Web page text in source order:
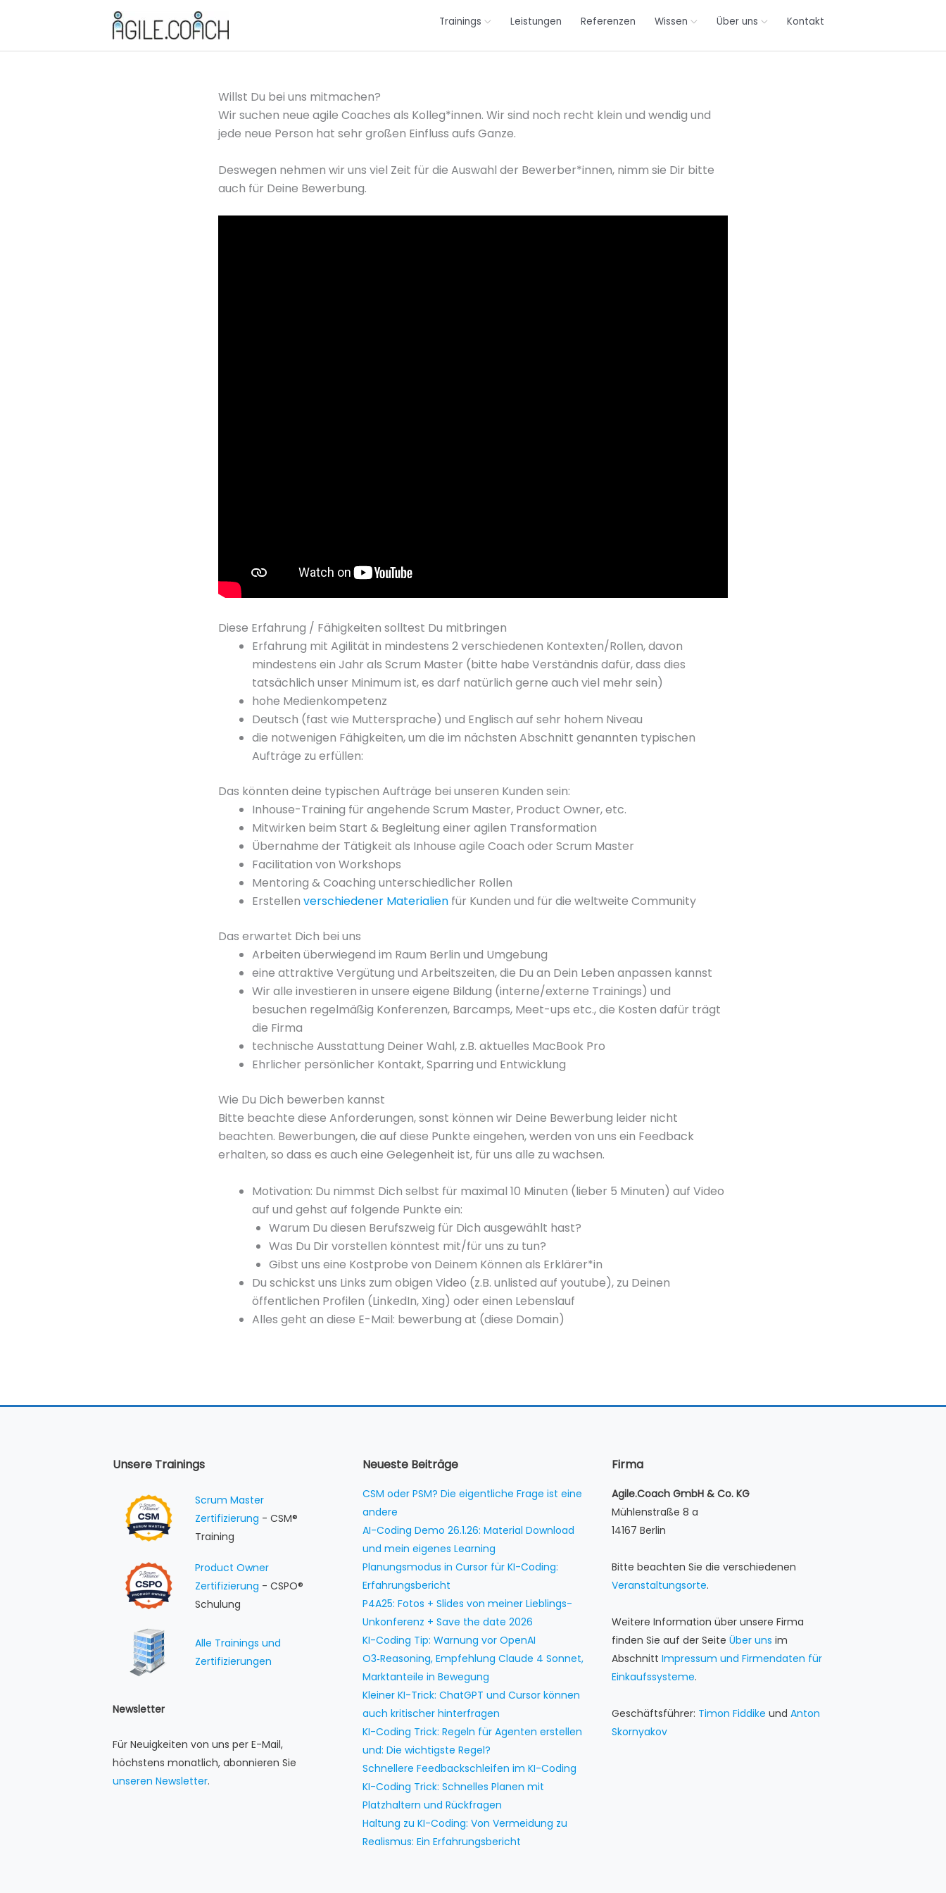
Trainings Leistungen Referenzen Wissen Über uns Kontakt
Willst Du bei uns mitmachen?
Wir suchen neue agile Coaches als Kolleg*innen. Wir sind noch recht klein und wendig und
jede neue Person hat sehr großen Einfluss aufs Ganze.
Deswegen nehmen wir uns viel Zeit für die Auswahl der Bewerber*innen, nimm sie Dir bitte
auch für Deine Bewerbung.
Diese Erfahrung / Fähigkeiten solltest Du mitbringen
Erfahrung mit Agilität in mindestens 2 verschiedenen Kontexten/Rollen, davon
mindestens ein Jahr als Scrum Master (bitte habe Verständnis dafür, dass dies
tatsächlich unser Minimum ist, es darf natürlich gerne auch viel mehr sein)
hohe Medienkompetenz
Deutsch (fast wie Muttersprache) und Englisch auf sehr hohem Niveau
die notwenigen Fähigkeiten, um die im nächsten Abschnitt genannten typischen
Aufträge zu erfüllen:
Das könnten deine typischen Aufträge bei unseren Kunden sein:
Inhouse-Training für angehende Scrum Master, Product Owner, etc.
Mitwirken beim Start & Begleitung einer agilen Transformation
Übernahme der Tätigkeit als Inhouse agile Coach oder Scrum Master
Facilitation von Workshops
Mentoring & Coaching unterschiedlicher Rollen
Erstellen verschiedener Materialien für Kunden und für die weltweite Community
Das erwartet Dich bei uns
Arbeiten überwiegend im Raum Berlin und Umgebung
eine attraktive Vergütung und Arbeitszeiten, die Du an Dein Leben anpassen kannst
Wir alle investieren in unsere eigene Bildung (interne/externe Trainings) und
besuchen regelmäßig Konferenzen, Barcamps, Meet-ups etc., die Kosten dafür trägt
die Firma
technische Ausstattung Deiner Wahl, z.B. aktuelles MacBook Pro
Ehrlicher persönlicher Kontakt, Sparring und Entwicklung
Wie Du Dich bewerben kannst
Bitte beachte diese Anforderungen, sonst können wir Deine Bewerbung leider nicht
beachten. Bewerbungen, die auf diese Punkte eingehen, werden von uns ein Feedback
erhalten, so dass es auch eine Gelegenheit ist, für uns alle zu wachsen.
Motivation: Du nimmst Dich selbst für maximal 10 Minuten (lieber 5 Minuten) auf Video
auf und gehst auf folgende Punkte ein:
Warum Du diesen Berufszweig für Dich ausgewählt hast?
Was Du Dir vorstellen könntest mit/für uns zu tun?
Gibst uns eine Kostprobe von Deinem Können als Erklärer*in
Du schickst uns Links zum obigen Video (z.B. unlisted auf youtube), zu Deinen
öffentlichen Profilen (LinkedIn, Xing) oder einen Lebenslauf
Alles geht an diese E-Mail: bewerbung at (diese Domain)
Unsere Trainings
Scrum Master
Zertifizierung - CSM®
Training
Product Owner
Zertifizierung - CSPO®
Schulung
Alle Trainings und
Zertifizierungen
Newsletter
Für Neuigkeiten von uns per E-Mail,
höchstens monatlich, abonnieren Sie
unseren Newsletter.
Neueste Beiträge
CSM oder PSM? Die eigentliche Frage ist eine
andere
AI-Coding Demo 26.1.26: Material Download
und mein eigenes Learning
Planungsmodus in Cursor für KI-Coding:
Erfahrungsbericht
P4A25: Fotos + Slides von meiner Lieblings-
Unkonferenz + Save the date 2026
KI-Coding Tip: Warnung vor OpenAI
O3‑Reasoning, Empfehlung Claude 4 Sonnet,
Marktanteile in Bewegung
Kleiner KI-Trick: ChatGPT und Cursor können
auch kritischer hinterfragen
KI-Coding Trick: Regeln für Agenten erstellen
und: Die wichtigste Regel?
Schnellere Feedbackschleifen im KI-Coding
KI-Coding Trick: Schnelles Planen mit
Platzhaltern und Rückfragen
Haltung zu KI-Coding: Von Vermeidung zu
Realismus: Ein Erfahrungsbericht
Firma
Agile.Coach GmbH & Co. KG
Mühlenstraße 8 a
14167 Berlin
Bitte beachten Sie die verschiedenen
Veranstaltungsorte.
Weitere Information über unsere Firma
finden Sie auf der SeiteÜber uns im
AbschnittImpressum und Firmendaten für
Einkaufssysteme.
Geschäftsführer: Timon Fiddike undAnton
Skornyakov